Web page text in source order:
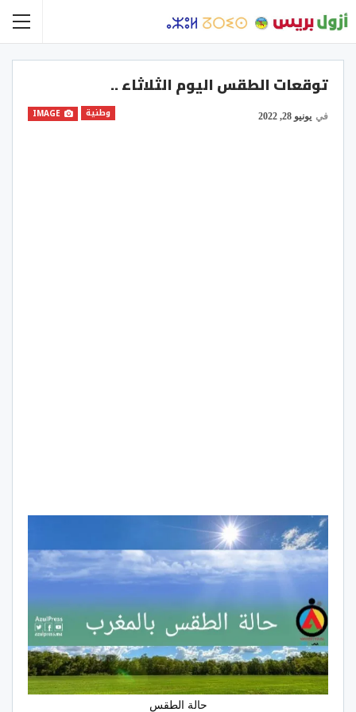
توقعات الطقس اليوم الثلاثاء ..
وطنية في يونيو 28, 2022
حالة الطقس